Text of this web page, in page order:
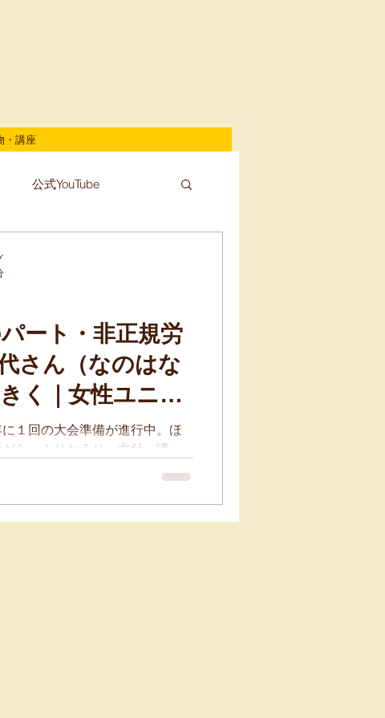
・講座
公式YouTube
ート・非正規労
さん（なのはな
く｜女性ユニオ
年ネットラジオ
、相談して
１回の大会準備が進行中。ほ
ら、ふりかえり・方針・議